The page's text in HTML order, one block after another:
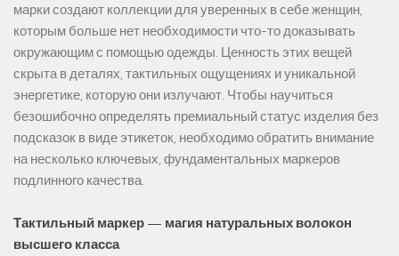
марки создают коллекции для уверенных в себе женщин,
которым больше нет необходимости что-то доказывать
окружающим с помощью одежды. Ценность этих вещей
скрыта в деталях, тактильных ощущениях и уникальной
энергетике, которую они излучают. Чтобы научиться
безошибочно определять премиальный статус изделия без
подсказок в виде этикеток, необходимо обратить внимание
на несколько ключевых, фундаментальных маркеров
подлинного качества.
Тактильный маркер — магия натуральных волокон
высшего класса